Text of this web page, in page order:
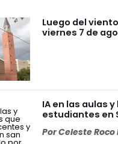
Luego del
viernes 7 de
IA en las aulas
estudiantes en
PorCeleste